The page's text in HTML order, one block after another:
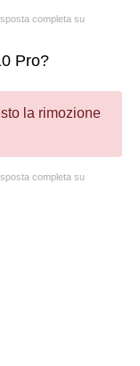
completa su
Pro?
la rimozione
completa su